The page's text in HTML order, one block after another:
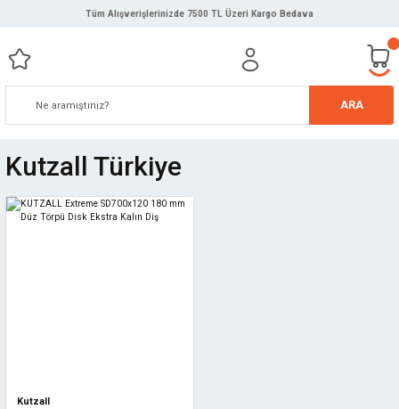
Tüm Alışverişlerinizde 7500 TL Üzeri Kargo Bedava
ARA
Kutzall Türkiye
Kutzall